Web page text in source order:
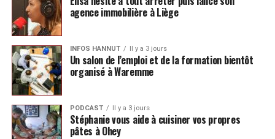
agence immobilière à Liège
INFOS HANNUT Il y a 3 jours
Un salon de l’emploi et de la formation bientôt
organisé à Waremme
PODCAST Il y a 3 jours
Stéphanie vous aide à cuisiner vos propres
pâtes à Ohey